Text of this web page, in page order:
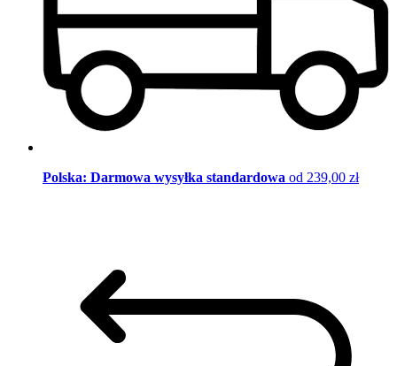
Polska: Darmowa wysyłka standardowa od 239,00 zł